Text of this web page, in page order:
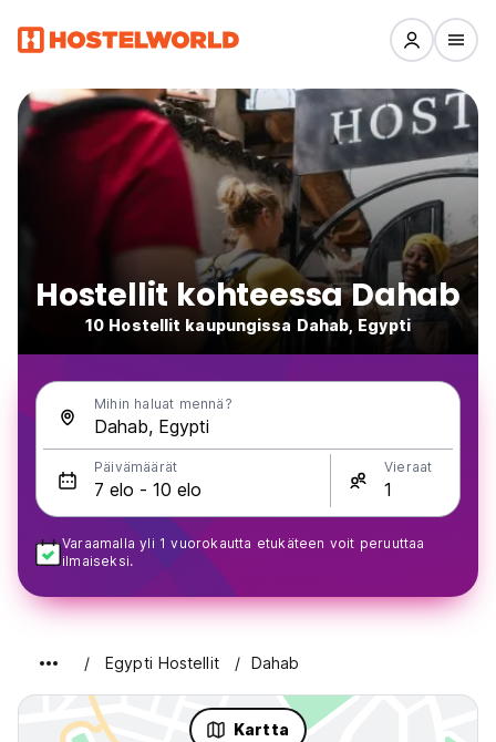
Hostellit kohteessa Dahab
10 Hostellit kaupungissa Dahab, Egypti
Mihin haluat mennä?
Päivämäärät Vieraat
Varaamalla yli 1 vuorokautta etukäteen voit peruuttaa
ilmaiseksi.
Egypti Hostellit Dahab
Kartta